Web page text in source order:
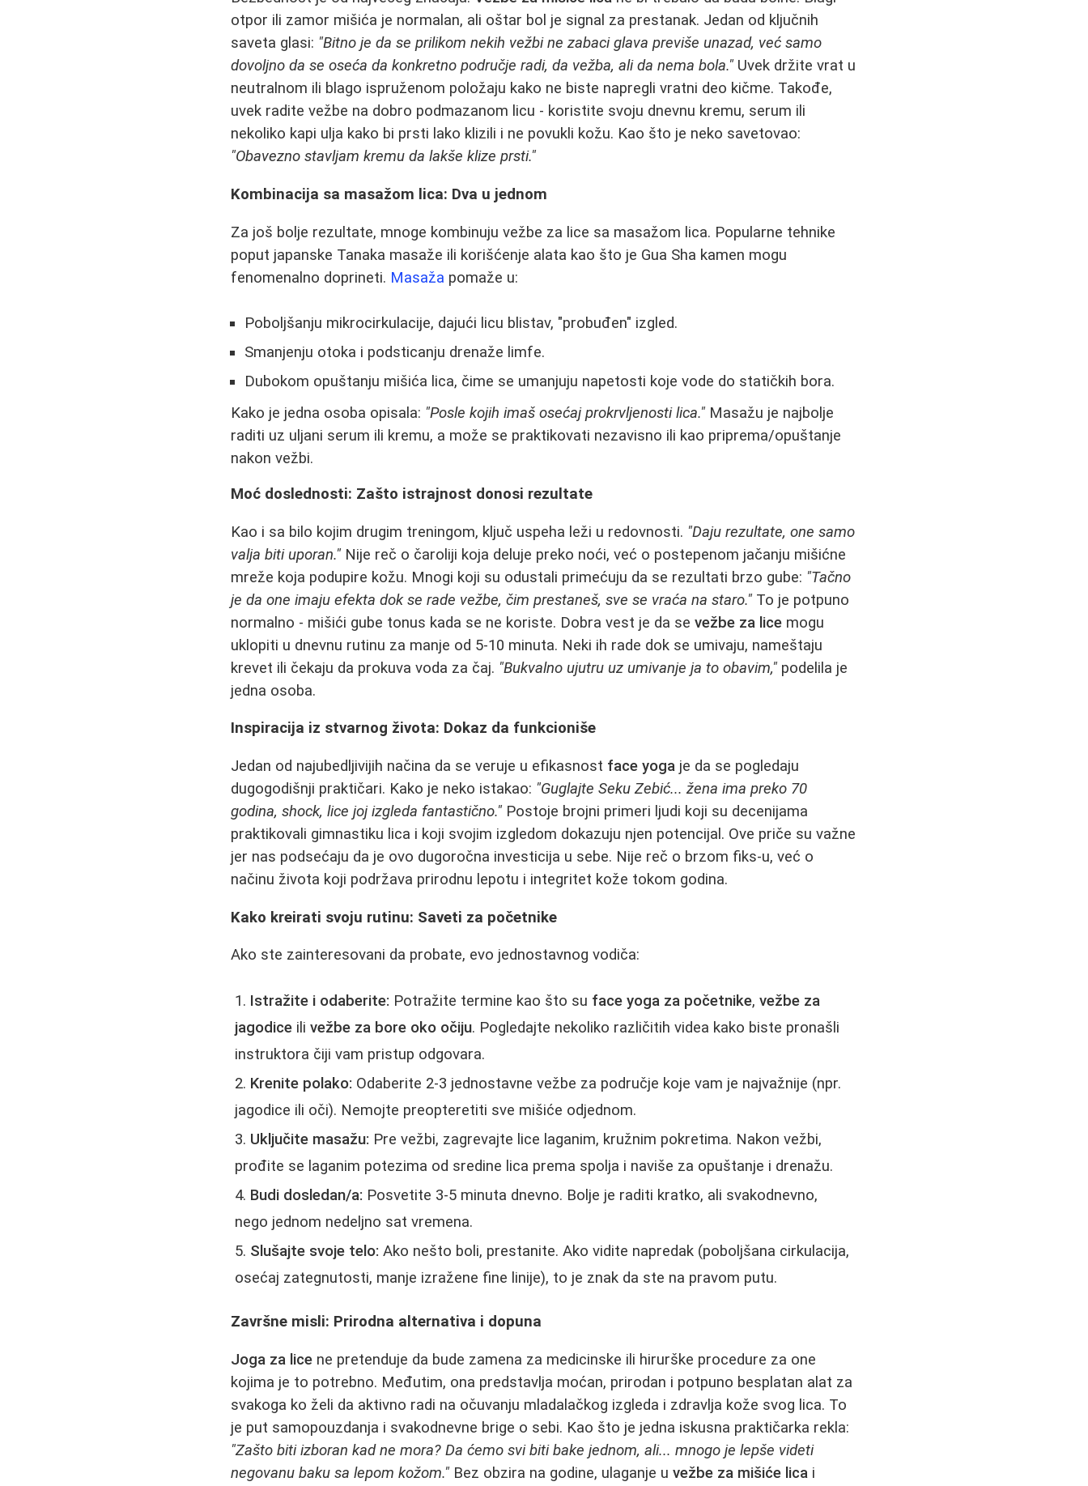
otpor ili zamor mišića je normalan, ali oštar bol je signal za prestanak. Jedan od ključnih
saveta glasi: "Bitno je da se prilikom nekih vežbi ne zabaci glava previše unazad, već samo
dovoljno da se oseća da konkretno područje radi, da vežba, ali da nema bola." Uvek držite vrat u
neutralnom ili blago ispruženom položaju kako ne biste napregli vratni deo kičme. Takođe,
uvek radite vežbe na dobro podmazanom licu - koristite svoju dnevnu kremu, serum ili
nekoliko kapi ulja kako bi prsti lako klizili i ne povukli kožu. Kao što je neko savetovao:
"Obavezno stavljam kremu da lakše klize prsti."
Kombinacija sa masažom lica: Dva u jednom
Za još bolje rezultate, mnoge kombinuju vežbe za lice sa masažom lica. Popularne tehnike
poput japanske Tanaka masaže ili korišćenje alata kao što je Gua Sha kamen mogu
fenomenalno doprineti. Masaža pomaže u:
Poboljšanju mikrocirkulacije, dajući licu blistav, "probuđen" izgled.
Smanjenju otoka i podsticanju drenaže limfe.
Dubokom opuštanju mišića lica, čime se umanjuju napetosti koje vode do statičkih bora.
Kako je jedna osoba opisala: "Posle kojih imaš osećaj prokrvljenosti lica." Masažu je najbolje
raditi uz uljani serum ili kremu, a može se praktikovati nezavisno ili kao priprema/opuštanje
nakon vežbi.
Moć doslednosti: Zašto istrajnost donosi rezultate
Kao i sa bilo kojim drugim treningom, ključ uspeha leži u redovnosti. "Daju rezultate, one samo
valja biti uporan." Nije reč o čaroliji koja deluje preko noći, već o postepenom jačanju mišićne
mreže koja podupire kožu. Mnogi koji su odustali primećuju da se rezultati brzo gube: "Tačno
je da one imaju efekta dok se rade vežbe, čim prestaneš, sve se vraća na staro." To je potpuno
normalno - mišići gube tonus kada se ne koriste. Dobra vest je da sevežbe za lice mogu
uklopiti u dnevnu rutinu za manje od 5-10 minuta. Neki ih rade dok se umivaju, nameštaju
krevet ili čekaju da prokuva voda za čaj. "Bukvalno ujutru uz umivanje ja to obavim," podelila je
jedna osoba.
Inspiracija iz stvarnog života: Dokaz da funkcioniše
Jedan od najubedljivijih načina da se veruje u efikasnost face yoga je da se pogledaju
dugogodišnji praktičari. Kako je neko istakao: "Guglajte Seku Zebić... žena ima preko 70
godina, shock, lice joj izgleda fantastično." Postoje brojni primeri ljudi koji su decenijama
praktikovali gimnastiku lica i koji svojim izgledom dokazuju njen potencijal. Ove priče su važne
jer nas podsećaju da je ovo dugoročna investicija u sebe. Nije reč o brzom fiks-u, već o
načinu života koji podržava prirodnu lepotu i integritet kože tokom godina.
Kako kreirati svoju rutinu: Saveti za početnike
Ako ste zainteresovani da probate, evo jednostavnog vodiča:
Istražite i odaberite: Potražite termine kao što su face yoga za početnike,vežbe za
jagodice ilivežbe za bore oko očiju. Pogledajte nekoliko različitih videa kako biste pronašli
instruktora čiji vam pristup odgovara.
Krenite polako: Odaberite 2-3 jednostavne vežbe za područje koje vam je najvažnije (npr.
jagodice ili oči). Nemojte preopteretiti sve mišiće odjednom.
Uključite masažu: Pre vežbi, zagrevajte lice laganim, kružnim pokretima. Nakon vežbi,
prođite se laganim potezima od sredine lica prema spolja i naviše za opuštanje i drenažu.
Budi dosledan/a: Posvetite 3-5 minuta dnevno. Bolje je raditi kratko, ali svakodnevno,
nego jednom nedeljno sat vremena.
Slušajte svoje telo: Ako nešto boli, prestanite. Ako vidite napredak (poboljšana cirkulacija,
osećaj zategnutosti, manje izražene fine linije), to je znak da ste na pravom putu.
Završne misli: Prirodna alternativa i dopuna
Joga za lice ne pretenduje da bude zamena za medicinske ili hirurške procedure za one
kojima je to potrebno. Međutim, ona predstavlja moćan, prirodan i potpuno besplatan alat za
svakoga ko želi da aktivno radi na očuvanju mladalačkog izgleda i zdravlja kože svog lica. To
je put samopouzdanja i svakodnevne brige o sebi. Kao što je jedna iskusna praktičarka rekla:
"Zašto biti izboran kad ne mora? Da ćemo svi biti bake jednom, ali... mnogo je lepše videti
negovanu baku sa lepom kožom." Bez obzira na godine, ulaganje uvežbe za mišiće lica i